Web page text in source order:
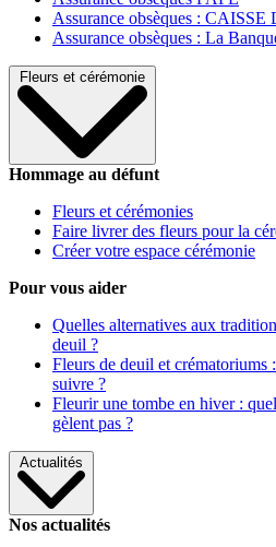
Assurance obsèques : CAISSE
Assurance obsèques : La
Fleurs et cérémonie
Hommage au défunt
Fleurs et cérémonies
Faire livrer des fleurs pour la
Créer votre espace cérémonie
Pour vous aider
Quelles alternatives aux
deuil ?
Fleurs de deuil et crématoriums
suivre ?
Fleurir une tombe en hiver :
gèlent pas ?
Actualités
Nos actualités